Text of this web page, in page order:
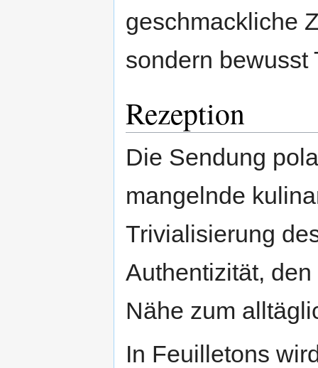
geschmackliche
sondern bewusst
Rezeption
Die Sendung
mangelnde
Trivialisierung
Authentizität,
Nähe zum
In Feuilletons